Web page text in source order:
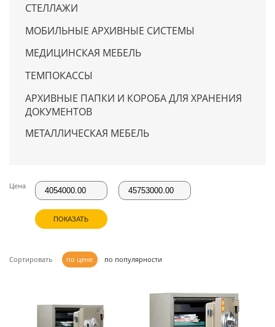
СТЕЛЛАЖИ
МОБИЛЬНЫЕ АРХИВНЫЕ СИСТЕМЫ
МЕДИЦИНСКАЯ МЕБЕЛЬ
ТЕМПОКАССЫ
АРХИВНЫЕ ПАПКИ И КОРОБА ДЛЯ ХРАНЕНИЯ
ДОКУМЕНТОВ
МЕТАЛЛИЧЕСКАЯ МЕБЕЛЬ
Цена
ПОКАЗАТЬ
Сортировать по цене по популярности